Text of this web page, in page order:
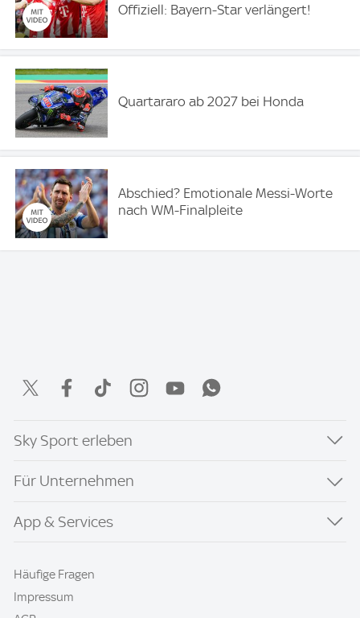
Offiziell: Bayern-Star verlängert!
Quartararo ab 2027 bei Honda
Abschied? Emotionale Messi-Worte
nach WM-Finalpleite
Sky Sport erleben
Für Unternehmen
App & Services
Häufige Fragen
Impressum